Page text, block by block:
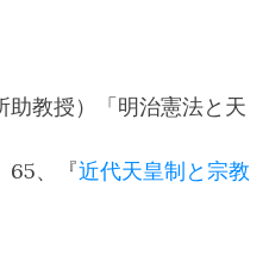
助教授）「明治憲法と天
65、『近代天皇制と宗教